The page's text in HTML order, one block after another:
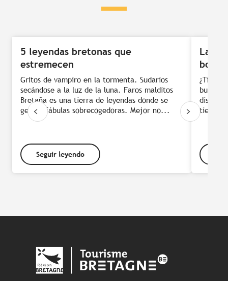
5 leyendas bretonas que
estremecen
Gritos de vampiro en la tormenta. Sudarios
secándose a la luz de la luna. Faros malditos
Bretaña es una tierra de leyendas donde se
gestan fábulas sobrecogedoras. Mejor no...
Seguir leyendo
Las
buscas
tienes